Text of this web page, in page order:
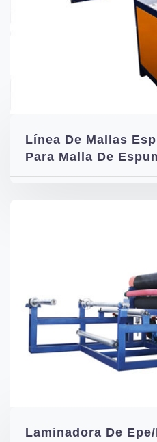
Línea De Mallas
Para Malla De
Laminadora De